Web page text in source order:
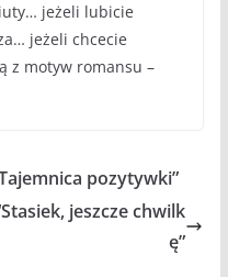
jeżeli lubicie
jeżeli chcecie
z motyw romansu –
pozytywki”
jeszcze chwilk
ę”